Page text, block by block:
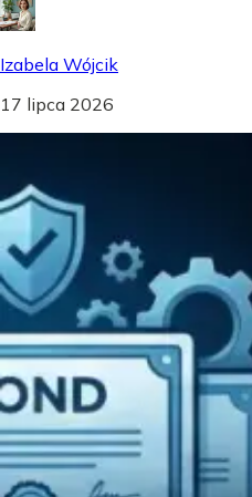
Izabela Wójcik
17 lipca 2026